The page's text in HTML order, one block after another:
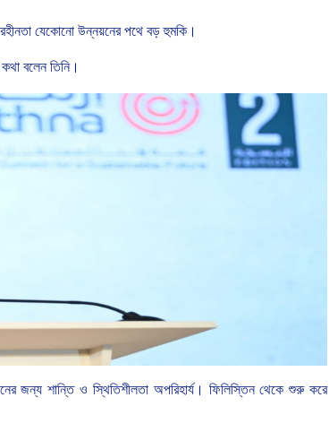
যেকোনো উন্নয়নের পথে বড় হুমকি।
বলেন তিনি।
জন্য শান্তি ও স্থিতিশীলতা অপরিহার্য। ফিলিস্তিন থেকে শুরু করে